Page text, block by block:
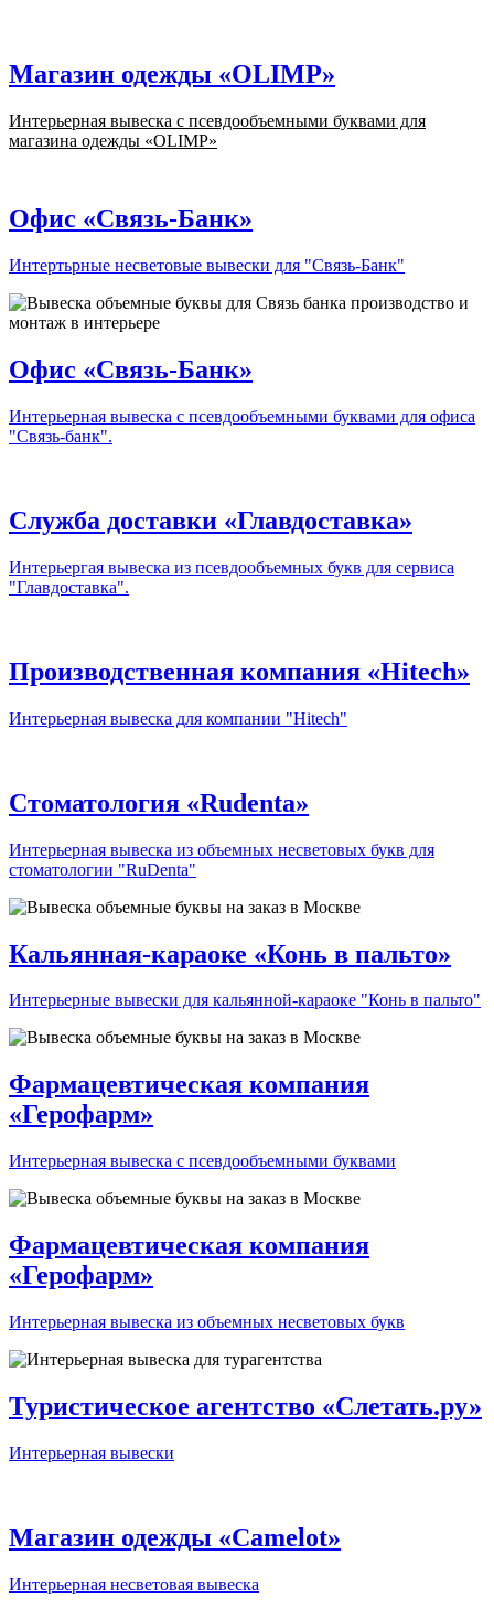
Магазин одежды «OLIMP»
Интерьерная вывеска с псевдообъемными буквами для
магазина одежды «OLIMP»
Офис «Связь-Банк»
Интертьрные несветовые вывески для "Связь-Банк"
Офис «Связь-Банк»
Интерьерная вывеска с псевдообъемными буквами для офиса
"Связь-банк".
Служба доставки «Главдоставка»
Интерьергая вывеска из псевдообъемных букв для сервиса
"Главдоставка".
Производственная компания «Hitech»
Интерьерная вывеска для компании "Hitech"
Стоматология «Rudenta»
Интерьерная вывеска из объемных несветовых букв для
стоматологии "RuDenta"
Кальянная-караоке «Конь в пальто»
Интерьерные вывески для кальянной-караоке "Конь в пальто"
Фармацевтическая компания
«Герофарм»
Интерьерная вывеска с псевдообъемными буквами
Фармацевтическая компания
«Герофарм»
Интерьерная вывеска из объемных несветовых букв
Туристическое агентство «Слетать.ру»
Интерьерная вывески
Магазин одежды «Camelot»
Интерьерная несветовая вывеска